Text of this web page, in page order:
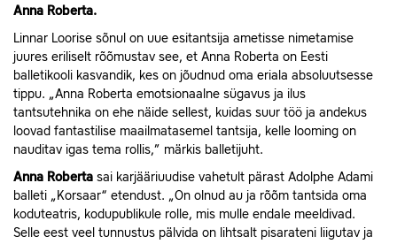
Anna Roberta.
Linnar Loorise sõnul on uue esitantsija ametisse nimetamise
juures eriliselt rõõmustav see, et Anna Roberta on Eesti
balletikooli kasvandik, kes on jõudnud oma eriala absoluutsesse
tippu. „Anna Roberta emotsionaalne sügavus ja ilus
tantsutehnika on ehe näide sellest, kuidas suur töö ja andekus
loovad fantastilise maailmatasemel tantsija, kelle looming on
nauditav igas tema rollis,” märkis balletijuht.
Anna Roberta sai karjääriuudise vahetult pärast Adolphe Adami
balleti „Korsaar“ etendust. „On olnud au ja rõõm tantsida oma
koduteatris, kodupublikule rolle, mis mulle endale meeldivad.
Selle eest veel tunnustus pälvida on lihtsalt pisarateni liigutav ja